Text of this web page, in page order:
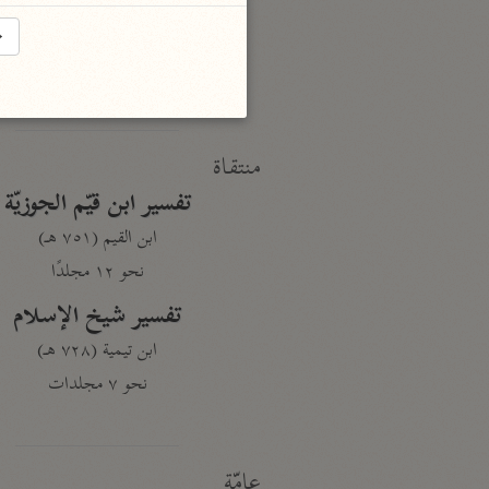
منتقاة
تفسير ابن قيّم الجوزيّة
ابن القيم (٧٥١ هـ)
نحو ١٢ مجلدًا
تفسير شيخ الإسلام
ابن تيمية (٧٢٨ هـ)
نحو ٧ مجلدات